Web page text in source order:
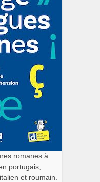
romanes à
portugais,
et roumain.